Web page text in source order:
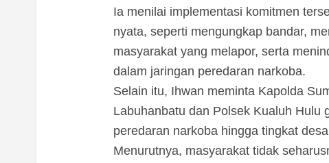
Ia menilai implementasi komitmen
nyata, seperti mengungkap bandar,
masyarakat yang melapor, serta
dalam jaringan peredaran narkoba.
Selain itu, Ihwan meminta Kapolda
Labuhanbatu dan Polsek Kualuh Hulu
peredaran narkoba hingga tingkat
Menurutnya, masyarakat tidak